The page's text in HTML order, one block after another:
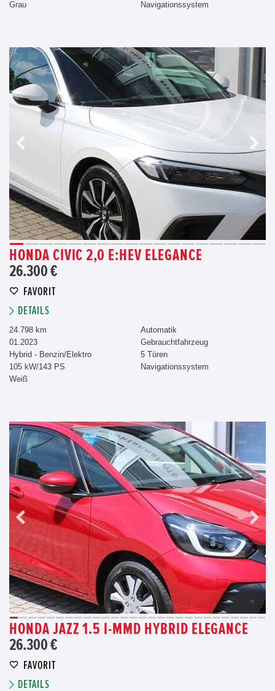
Grau Navigationssystem
HONDA CIVIC 2,0 E:HEV ELEGANCE
26.300 €
FAVORIT
DETAILS
24.798 km
01.2023
Hybrid - Benzin/Elektro
105 kW/143 PS
Weiß
Automatik
Gebrauchtfahrzeug
5 Türen
Navigationssystem
HONDA JAZZ 1.5 I-MMD HYBRID ELEGANCE
26.300 €
FAVORIT
DETAILS